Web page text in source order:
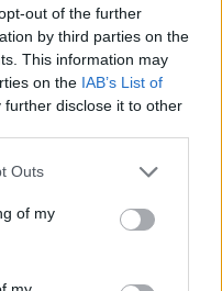
out of the further
by third parties on the
This information may
on the IAB’s List of
further disclose it to other
one or more Google
You may click to
its third-party tags to
in below Google
Outs
of my
e caldo tornano
chiuse ancora fino a